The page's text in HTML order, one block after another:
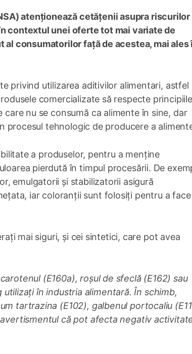
atenționează cetățenii asupra riscurilor
contextul unei oferte tot mai variate de
consumatorilor față de acestea, mai ales
privind utilizarea aditivilor alimentari, astfel
comercializate să respecte principiile
nu se consumă ca alimente în sine, dar
tehnologic de producere a
a produselor, pentru a menține
pierdută în timpul procesării. De
emulgatorii și stabilizatorii asigură
iar coloranții sunt folosiți pentru a face
mai siguri, și cei sintetici, care pot avea
(E160a), roșul de sfeclă (E162) sau
în industria alimentară. În schimb,
tartrazina (E102), galbenul portocaliu
că pot afecta negativ